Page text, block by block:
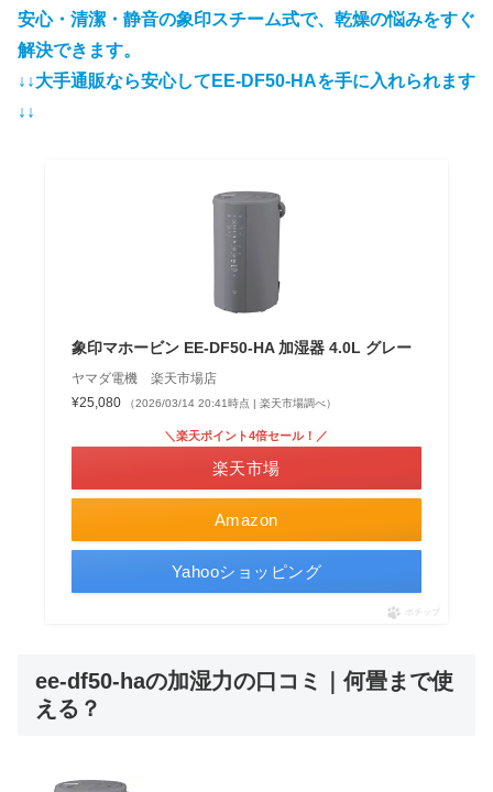
安心・清潔・静音の象印スチーム式で、乾燥の悩みをすぐ
解決できます。
↓↓大手通販なら安心してEE-DF50-HAを手に入れられます
↓↓
象印マホービン EE-DF50-HA 加湿器 4.0L グレー
ヤマダ電機 楽天市場店
¥25,080
（2026/03/14 20:41時点 | 楽天市場調べ）
Amazon
＼楽天ポイント4倍セール！／
楽天市場
Yahooショッピング
ポチップ
ee-df50-haの加湿力の口コミ｜何畳まで使
える？